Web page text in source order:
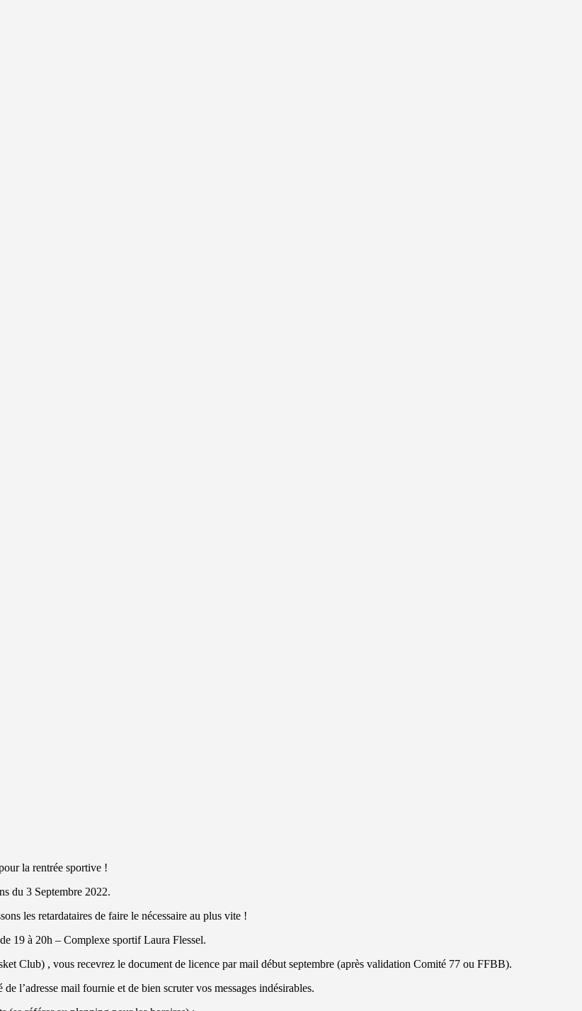
la rentrée sportive !
du 3 Septembre 2022.
les retardataires de faire le nécessaire au plus vite !
19 à 20h – Complexe sportif Laura Flessel.
Club) , vous recevrez le document de licence par mail début septembre (après validation Comité 77 ou FFBB).
l’adresse mail fournie et de bien scruter vos messages indésirables.